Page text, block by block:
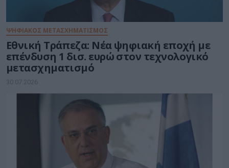
ΨΗΦΙΑΚΟΣ ΜΕΤΑΣΧΗΜΑΤΙΣΜΟΣ
Εθνική Τράπεζα: Νέα ψηφιακή εποχή με
επένδυση 1 δισ. ευρώ στον τεχνολογικό
μετασχηματισμό
30.07.2026